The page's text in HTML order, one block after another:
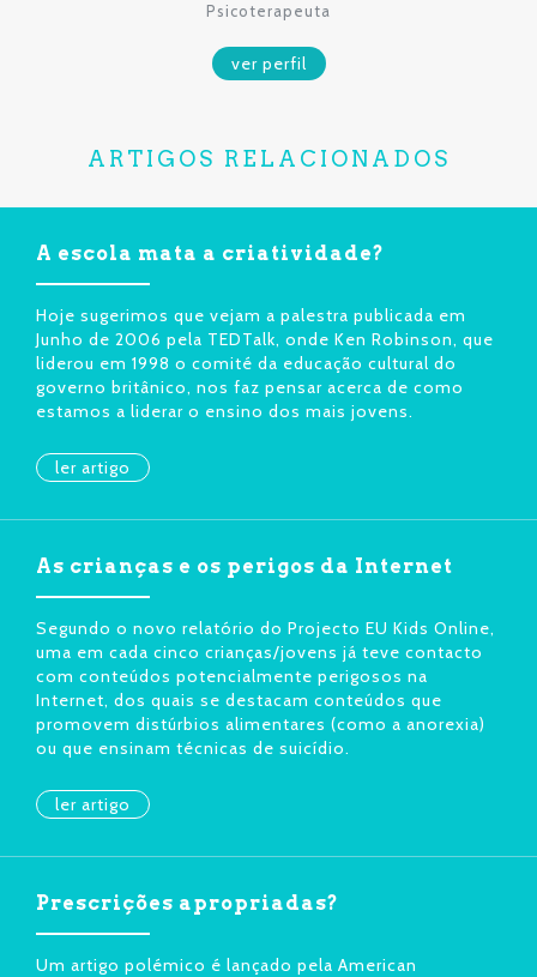
Psicoterapeuta
ver perfil
ARTIGOS RELACIONADOS
A escola mata a criatividade?
Hoje sugerimos que vejam a palestra publicada em
Junho de 2006 pela TEDTalk, onde Ken Robinson, que
liderou em 1998 o comité da educação cultural do
governo britânico, nos faz pensar acerca de como
estamos a liderar o ensino dos mais jovens.
ler artigo
As crianças e os perigos da Internet
Segundo o novo relatório do Projecto EU Kids Online,
uma em cada cinco crianças/jovens já teve contacto
com conteúdos potencialmente perigosos na
Internet, dos quais se destacam conteúdos que
promovem distúrbios alimentares (como a anorexia)
ou que ensinam técnicas de suicídio.
ler artigo
Prescrições apropriadas?
Um artigo polémico é lançado pela American